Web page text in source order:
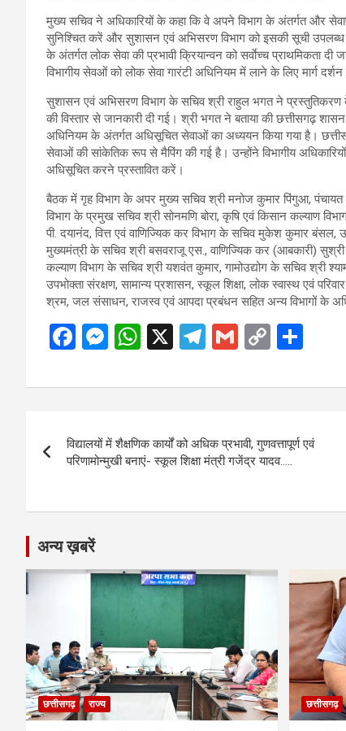
मुख्य सचिव ने अधिकारियों के कहा कि वे अपने विभाग के अंतर्गत और
सुनिश्चित करें और सुशासन एवं अभिसरण विभाग को इसकी सूची उपलब्ध
के अंतर्गत लोक सेवा की प्रभावी क्रियान्वन को सर्वाेच्च प्राथमिकता
विभागीय सेवओं को लोक सेवा गारंटी अधिनियम में लाने के लिए मार्ग दर्शन
सुशासन एवं अभिसरण विभाग के सचिव श्री राहुल भगत ने प्रस्तुतिकरण
की विस्तार से जानकारी दी गई। श्री भगत ने बताया की छत्तीसगढ़
अधिनियम के अंतर्गत अधिसूचित सेवाओं का अध्ययन किया गया है।
सेवाओं की सांकेतिक रूप से मैपिंग की गई है। उन्होंने विभागीय
अधिसूचित करने प्रस्तावित करें।
बैठक में गृह विभाग के अपर मुख्य सचिव श्री मनोज कुमार पिंगुआ, पंचायत
विभाग के प्रमुख सचिव श्री सोनमणि बोरा, कृषि एवं किसान कल्याण
पी. दयानंद, वित्त एवं वाणिज्यिक कर विभाग के सचिव मुकेश कुमार बंसल,
मुख्यमंत्री के सचिव श्री बसवराजू एस., वाणिज्यिक कर (आबकारी)
कल्याण विभाग के सचिव श्री यशवंत कुमार, गामोउद्योग के सचिव श्री
उपभोक्ता संरक्षण, सामान्य प्रशासन, स्कूल शिक्षा, लोक स्वास्थ एवं
श्रम, जल संसाधन, राजस्व एवं आपदा प्रबंधन सहित अन्य विभागों के
F
ce
o
o
M
se
g
er
W
at
A
p
X
T
e
a
m
G
ail
C
py
n
k
ar
navigation
विद्यालयों में शैक्षणिक कार्यों को अधिक प्रभावी, गुणवत्तापूर्ण एवं
परिणामोन्मुखी बनाएं- स्कूल शिक्षा मंत्री गजेंद्र यादव…..
अन्य ख़बरें
छत्तीसगढ़ राज्य छत्तीसगढ़